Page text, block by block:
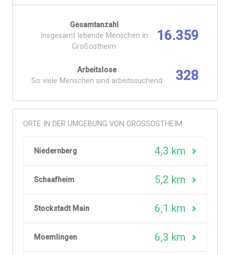
Gesamtanzahl
Insgesamt lebende Menschen in
Großostheim
16.359
Arbeitslose
So viele Menschen sind arbeitssuchend
328
ORTE IN DER UMGEBUNG VON GROSSOSTHEIM
Niedernberg 4,3 km
Schaafheim 5,2 km
Stockstadt Main 6,1 km
Moemlingen 6,3 km